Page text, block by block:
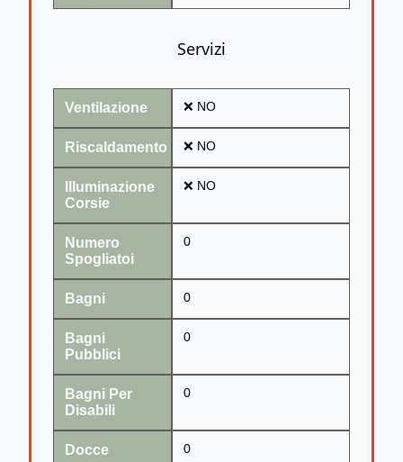
Servizi
Ventilazione ❌ NO
Riscaldamento ❌ NO
Illuminazione
Corsie
❌ NO
Numero
Spogliatoi
0
Bagni 0
Bagni
Pubblici
0
Bagni Per
Disabili
0
Docce 0